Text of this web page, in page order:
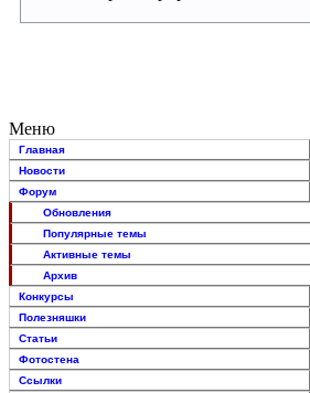
Меню
Главная
Новости
Форум
Обновления
Популярные темы
Активные темы
Архив
Конкурсы
Полезняшки
Статьи
Фотостена
Ссылки